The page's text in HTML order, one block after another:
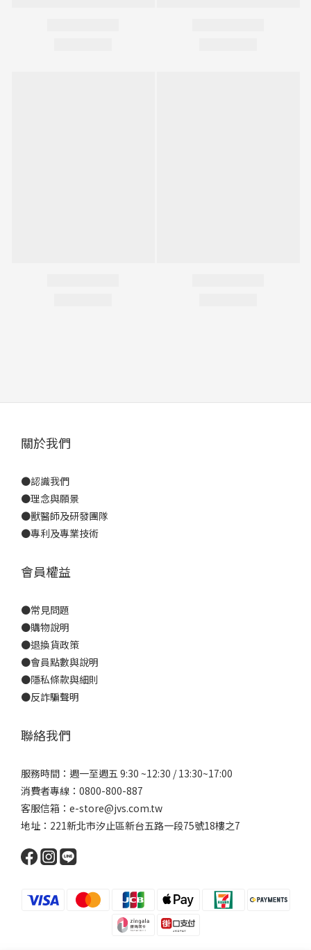
關於我們
●認識我們
●理念與願景
●獸醫師及研發團隊
●專利及專業技術
會員權益
●常見問題
●購物說明
●退換貨政策
●會員點數與說明
●隱私條款與細則
●反詐騙聲明
聯絡我們
服務時間：週一至週五 9:30 ~12:30 / 13:30~17:00
消費者專線：0800-800-887
客服信箱：e-store@jvs.com.tw
地址：221新北市汐止區新台五路一段75號18樓之7